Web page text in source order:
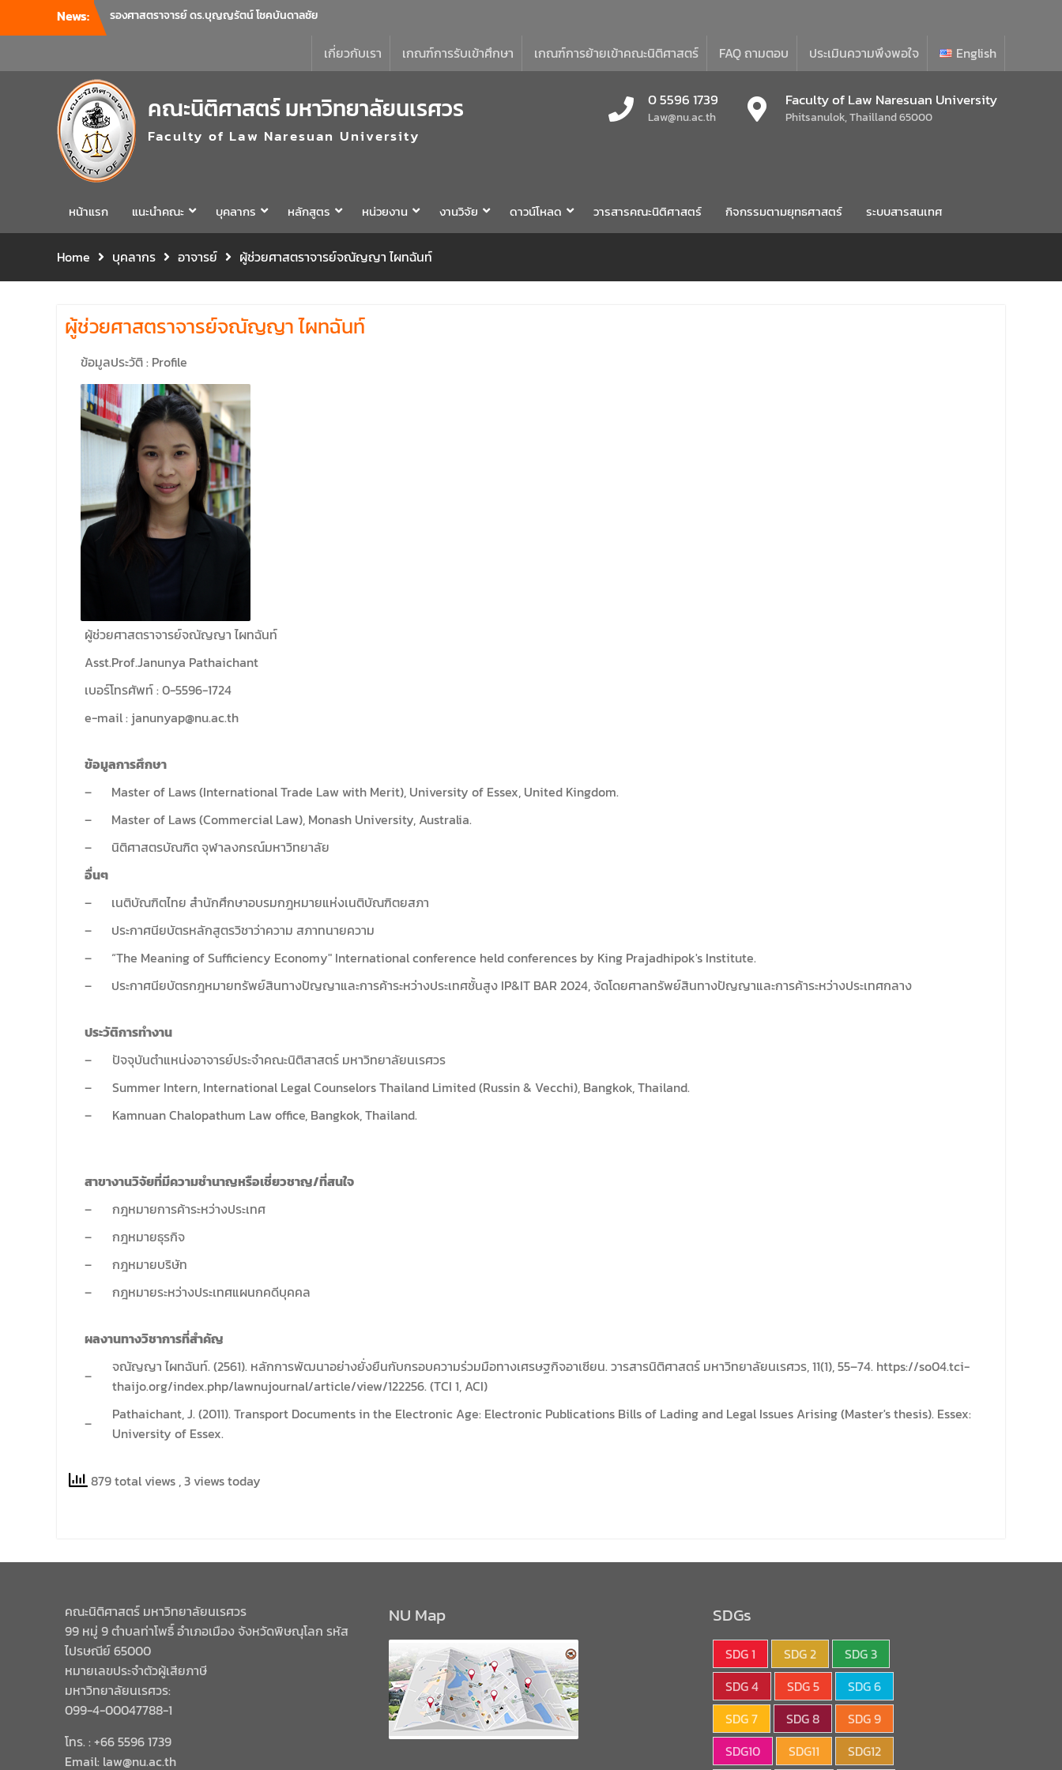
News:
ร่วมแจ้งนโยบายแนวทางการบริหารงานในแต่ละ
นิติศาสตร์ ณ ห้องประชุมชั้น 3 อาคารคณะ
นิติศาสตร์ มหาวิทยาลัยนเรศวร
คณะนิติศาสตร์ มหาวิทยาลัยนเรศวร จัด
โครงการเตรียมความพร้อมเพื่อรับมือภัยพิบัติ
และปฐมพยาบาลเบื้องต้น ประจำปี 2569 ณ ห้อง
2-311 อาคารปราบไตรจักร 2 มหาวิทยาลัย
บุคลากรที่ปฏิบัติงาน ณ กลุ่มอาคารอุตสาหกรรม
บริการ เพื่อร่วมกันสร้างพื้นที่การทำงานที่
ปลอดภัย ซึ่งครอบคลุมหน่วยงานภายในกลุ่ม
อาคารทั้ง 3 คณะ และ 1 กอง
ศาสตราจารย์ ดร.บุญญรัตน์ โชคบันดาลชัย
พิธีเปิด พร้อมกล่าวต้อนรับและให้โอวาทแก่นิสิต
ทราบถึงนโยบายด้านการเรียนการสอนของคณะ
นิติศาสตร์
เกี่ยวกับเรา เกณฑ์การรับเข้าศึกษา เกณฑ์การย้ายเข้าคณะนิติศาสตร์ FAQ ถามตอบ ประเมินความพึงพอใจ English
คณะนิติศาสตร์ มหาวิทยาลัยนเรศวร
Faculty of Law Naresuan University
0 5596 1739
Law@nu.ac.th
Faculty of Law Naresuan University
Phitsanulok, Thailland 65000
หน้าแรก แนะนำคณะ บุคลากร หลักสูตร หน่วยงาน งานวิจัย ดาวน์โหลด วารสารคณะนิติศาสตร์ กิจกรรมตามยุทธศาสตร์ ระบบสารสนเทศ
Home บุคลากร อาจารย์ ผู้ช่วยศาสตราจารย์จณัญญา ไผทฉันท์
ผู้ช่วยศาสตราจารย์จณัญญา ไผทฉันท์
ข้อมูลประวัติ : Profile
ผู้ช่วยศาสตราจารย์จณัญญา ไผทฉันท์
Asst.Prof.Janunya Pathaichant
เบอร์โทรศัพท์ : 0-5596-1724
e-mail : janunyap@nu.ac.th
ข้อมูลการศึกษา
–
Master of Laws (International Trade Law with Merit), University of Essex, United Kingdom.
–
Master of Laws (Commercial Law), Monash University, Australia.
–
นิติศาสตรบัณฑิต จุฬาลงกรณ์มหาวิทยาลัย
อื่นๆ
–
เนติบัณฑิตไทย สำนักศึกษาอบรมกฎหมายแห่งเนติบัณฑิตยสภา
–
ประกาศนียบัตรหลักสูตรวิชาว่าความ สภาทนายความ
–
“The Meaning of Sufficiency Economy" International conference held conferences by King Prajadhipok's Institute.
–
ประกาศนียบัตรกฎหมายทรัพย์สินทางปัญญาและการค้าระหว่างประเทศชั้นสูง IP&IT BAR 2024, จัดโดยศาลทรัพย์สินทางปัญญาและการค้าระหว่างประเทศกลาง
ประวัติการทำงาน
–
ปัจจุบันตำแหน่งอาจารย์ประจำคณะนิติสาสตร์ มหาวิทยาลัยนเรศวร
–
Summer Intern, International Legal Counselors Thailand Limited (Russin & Vecchi), Bangkok, Thailand.
–
Kamnuan Chalopathum Law office, Bangkok, Thailand.
สาขางานวิจัยที่มีความชํานาญหรือเชี่ยวชาญ/ที่สนใจ
–
กฎหมายการค้าระหว่างประเทศ
–
กฎหมายธุรกิจ
–
กฎหมายบริษัท
–
กฎหมายระหว่างประเทศแผนกคดีบุคคล
ผลงานทางวิชาการที่สำคัญ
–
จณัญญา ไผทฉันท์. (2561). หลักการพัฒนาอย่างยั่งยืนกับกรอบความร่วมมือทางเศรษฐกิจอาเซียน. วารสารนิติศาสตร์ มหาวิทยาลัยนเรศวร, 11(1), 55–74. https://so04.tci-
thaijo.org/index.php/lawnujournal/article/view/122256. (TCI 1, ACI)
–
Pathaichant, J. (2011). Transport Documents in the Electronic Age: Electronic Publications Bills of Lading and Legal Issues Arising (Master's thesis). Essex:
University of Essex.
879 total views , 3 views today
คณะนิติศาสตร์ มหาวิทยาลัยนเรศวร
99 หมู่ 9 ตำบลท่าโพธิ์ อำเภอเมือง จังหวัดพิษณุโลก รหัส
ไปรษณีย์ 65000
หมายเลขประจำตัวผู้เสียภาษี
มหาวิทยาลัยนเรศวร:
099-4-00047788-1
โทร. : +66 5596 1739
Email: law@nu.ac.th
NU Map SDGs
SDG 1 SDG 2
SDG 3
SDG 4
SDG 5
SDG 6
SDG 7
SDG 8
SDG 9
SDG10
SDG11 SDG12